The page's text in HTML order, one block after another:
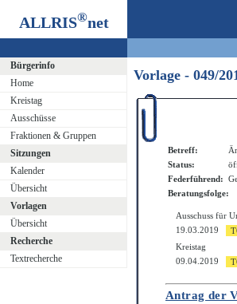
ALLRIS®net
Bürgerinfo
Home
Kreistag
Ausschüsse
Fraktionen & Gruppen
Sitzungen
Kalender
Übersicht
Vorlagen
Übersicht
Recherche
Textrecherche
Vorlage - 049/
Betreff:
Status:
Federführend:
Beratungsfolge:
Ausschuss für
19.03.2019
Kreistag
09.04.2019
Antrag der